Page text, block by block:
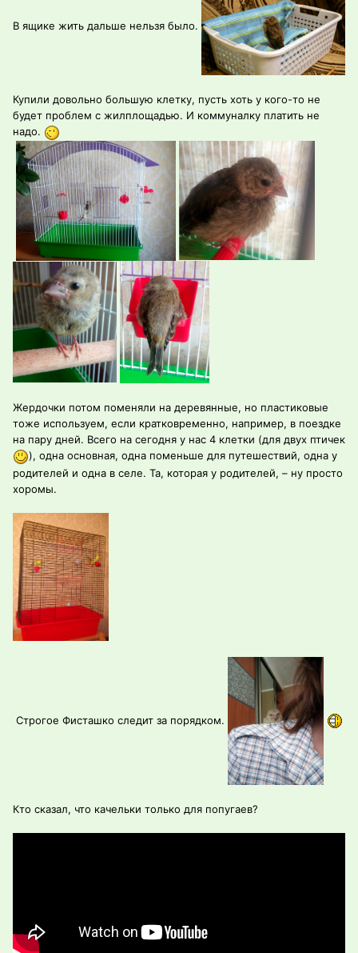
В ящике жить дальше нельзя было.
Купили довольно большую клетку, пусть хоть у кого-то не
будет проблем с жилплощадью. И коммуналку платить не
надо.
Жердочки потом поменяли на деревянные, но пластиковые
тоже используем, если кратковременно, например, в поездке
на пару дней. Всего на сегодня у нас 4 клетки (для двух птичек
), одна основная, одна поменьше для путешествий, одна у
родителей и одна в селе. Та, которая у родителей, – ну просто
хоромы.
Строгое Фисташко следит за порядком.
Кто сказал, что качельки только для попугаев?